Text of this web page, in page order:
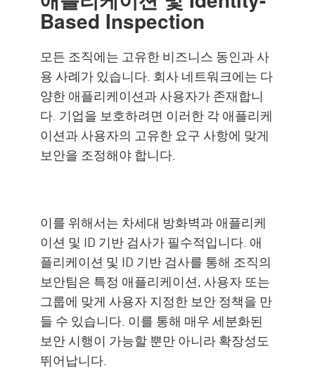
Based Inspection
모든 조직에는 고유한 비즈니스 동인과 사
용 사례가 있습니다. 회사 네트워크에는 다
양한 애플리케이션과 사용자가 존재합니
다. 기업을 보호하려면 이러한 각 애플리케
이션과 사용자의 고유한 요구 사항에 맞게
보안을 조정해야 합니다.
이를 위해서는 차세대 방화벽과 애플리케
이션 및 ID 기반 검사가 필수적입니다. 애
플리케이션 및 ID 기반 검사를 통해 조직의
보안팀은 특정 애플리케이션, 사용자 또는
그룹에 맞게 사용자 지정한 보안 정책을 만
들 수 있습니다. 이를 통해 매우 세분화된
보안 시행이 가능할 뿐만 아니라 확장성도
뛰어납니다.